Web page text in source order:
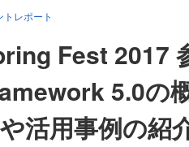
トレポート
Fest 2017
5.0の
活用事例の紹